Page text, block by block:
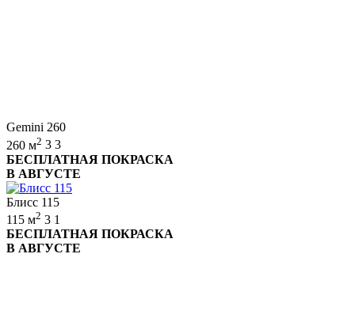
Gemini 260
260 м2 3 3
БЕСПЛАТНАЯ ПОКРАСКА
В АВГУСТЕ
Блисс 115
115 м2 3 1
БЕСПЛАТНАЯ ПОКРАСКА
В АВГУСТЕ